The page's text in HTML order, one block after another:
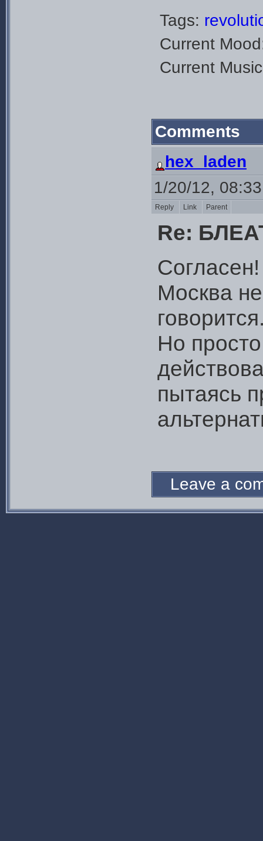
Tags:
Current
Current
Comments
hex_laden
1/20/12,
Reply Link Parent
Re:
Москва
Но
пытаясь
Leave a